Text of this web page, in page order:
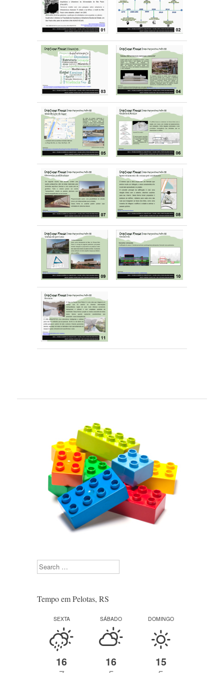
Search
Tempo em Pelotas, RS
SEXTA
16
SÁBADO
16
DOMINGO
15